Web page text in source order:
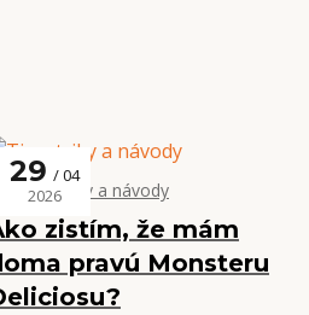
zistím, že mám
pravú Monsteru
29
04
2026
Tipy, triky a návody